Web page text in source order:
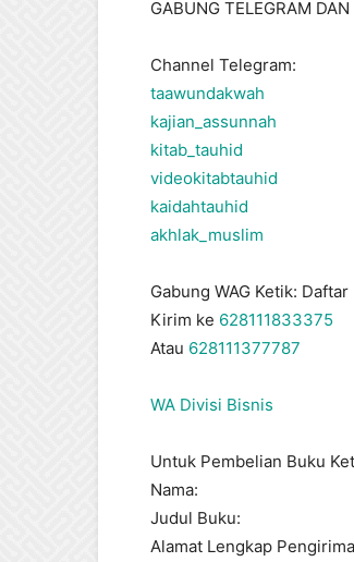
GABUNG TELEGRAM
Channel Telegram:
taawundakwah
kajian_assunnah
kitab_tauhid
videokitabtauhid
kaidahtauhid
akhlak_muslim
Gabung WAG Ketik: Daftar
Kirim ke 628111833375
Atau 628111377787
WA Divisi Bisnis
Untuk Pembelian Buku
Nama:
Judul Buku:
Alamat Lengkap